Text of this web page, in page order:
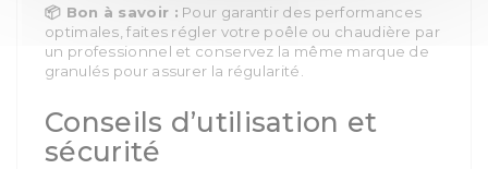
📦 Bon à savoir : Pour garantir des performances
optimales, faites régler votre poêle ou chaudière par
un professionnel et conservez la même marque de
granulés pour assurer la régularité.
Conseils d’utilisation et
sécurité